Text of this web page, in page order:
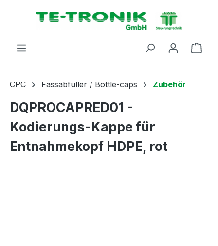
springen
CPC Fassabfüller / Bottle-caps Zubehör
DQPROCAPRED01 -
Kodierungs-Kappe für
Entnahmekopf HDPE, rot